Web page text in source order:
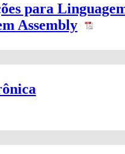
para
Assembly